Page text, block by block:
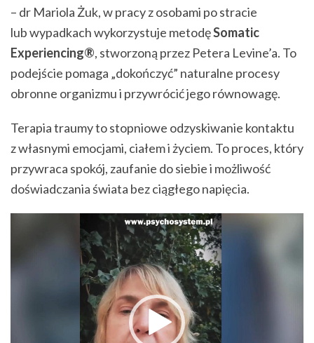
– dr Mariola Żuk, w pracy z osobami po stracie
lub wypadkach wykorzystuje metodęSomatic
Experiencing®, stworzoną przez Petera Levine’a. To
podejście pomaga „dokończyć” naturalne procesy
obronne organizmu i przywrócić jego równowagę.
Terapia traumy to stopniowe odzyskiwanie kontaktu
z własnymi emocjami, ciałem i życiem. To proces, który
przywraca spokój, zaufanie do siebie i możliwość
doświadczania świata bez ciągłego napięcia.